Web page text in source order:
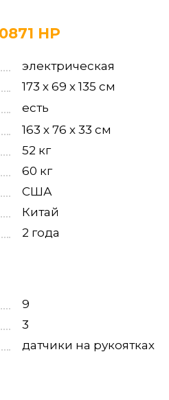
HP
электрическая
173 х 69 х 135 см
есть
163 х 76 х 33 см
52 кг
60 кг
США
Китай
2 года
9
3
датчики на рукоятках